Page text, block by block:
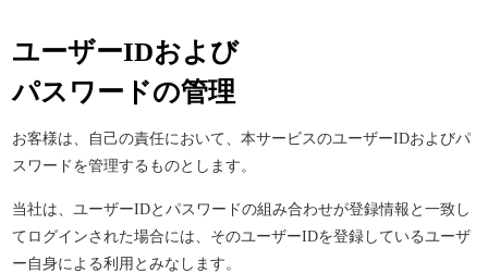
ユーザーIDおよび
パスワードの管理
お客様は、自己の責任において、本サービスのユーザーIDおよびパ
スワードを管理するものとします。
当社は、ユーザーIDとパスワードの組み合わせが登録情報と一致し
てログインされた場合には、そのユーザーIDを登録しているユーザ
ー自身による利用とみなします。